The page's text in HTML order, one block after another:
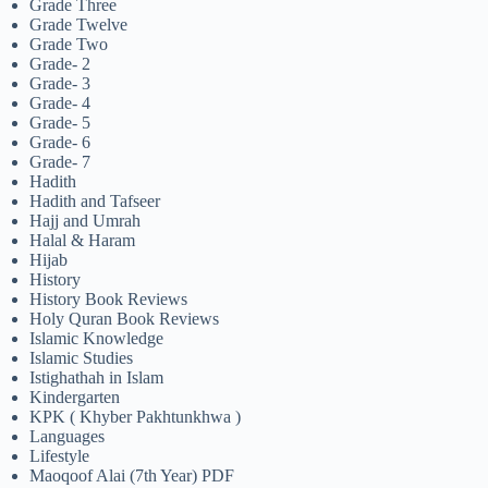
Grade Three
Grade Twelve
Grade Two
Grade- 2
Grade- 3
Grade- 4
Grade- 5
Grade- 6
Grade- 7
Hadith
Hadith and Tafseer
Hajj and Umrah
Halal & Haram
Hijab
History
History Book Reviews
Holy Quran Book Reviews
Islamic Knowledge
Islamic Studies
Istighathah in Islam
Kindergarten
KPK ( Khyber Pakhtunkhwa )
Languages
Lifestyle
Maoqoof Alai (7th Year) PDF